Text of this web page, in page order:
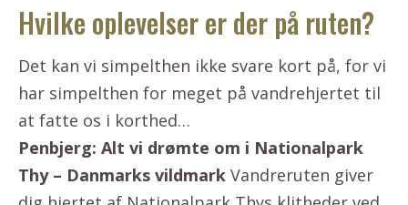
Hvilke oplevelser er der på ruten?
Det kan vi simpelthen ikke svare kort på, for vi
har simpelthen for meget på vandrehjertet til
at fatte os i korthed…
Penbjerg: Alt vi drømte om i Nationalpark
Thy – Danmarks vildmark Vandreruten giver